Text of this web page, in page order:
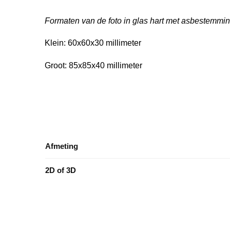
Formaten van de foto in glas hart met
Klein: 60x60x30 millimeter
Groot: 85x85x40 millimeter
Afmeting
2D of 3D